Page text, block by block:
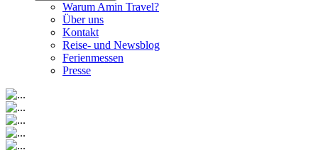
Warum Amin Travel?
Über uns
Kontakt
Reise- und Newsblog
Ferienmessen
Presse